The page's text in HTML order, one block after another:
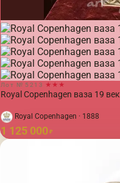
Лот № 5213 ★★★
Royal Copenhagen ваза 19 век
Royal Copenhagen · 1888
1 125 000 ₽